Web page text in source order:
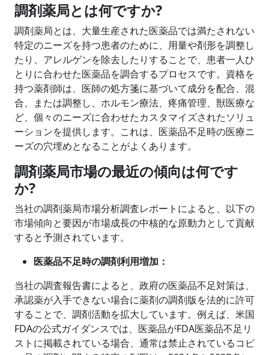
調剤薬局とは何ですか?
調剤薬局とは、大量生産された医薬品では満たされない
特定のニーズを持つ患者のために、用量や剤形を調整し
たり、アレルゲンを除去したりすることで、患者一人ひ
とりに合わせた医薬品を調合するプロセスです。資格を
持つ薬剤師は、医師の処方箋に基づいて成分を配合、混
合、または調整し、ホルモン療法、疼痛管理、獣医療な
ど、個々のニーズに合わせたカスタマイズされたソリュ
ーションを提供します。これは、医薬品不足時の医療ニ
ーズの穴埋めとなることがよくあります。
調剤薬局市場の最近の傾向は何です
か?
当社の調剤薬局市場分析調査レポートによると、以下の
市場傾向と要因が市場成長の中核的な原動力として貢献
すると予測されています。
医薬品不足時の調剤利用増加：
当社の調査報告書によると、政府の医薬品不足対策は、
承認薬が入手できない場合に薬剤の調剤版を法的に許可
することで、調剤活動を拡大しています。例えば、米国
FDAの公式ガイダンスでは、医薬品がFDA医薬品不足リ
ストに掲載されている場合、通常は禁止されているコピ